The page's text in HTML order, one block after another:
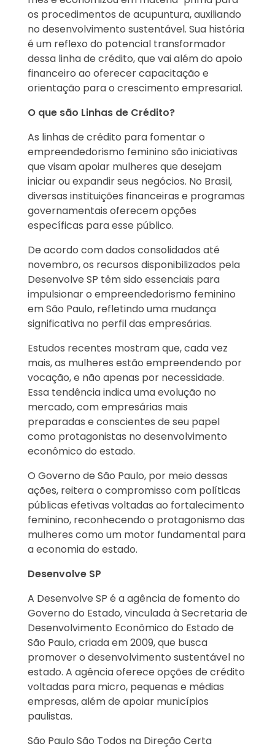
os procedimentos de acupuntura, auxiliando
no desenvolvimento sustentável. Sua história
é um reflexo do potencial transformador
dessa linha de crédito, que vai além do apoio
financeiro ao oferecer capacitação e
orientação para o crescimento empresarial.
O que são Linhas de Crédito?
As linhas de crédito para fomentar o
empreendedorismo feminino são iniciativas
que visam apoiar mulheres que desejam
iniciar ou expandir seus negócios. No Brasil,
diversas instituições financeiras e programas
governamentais oferecem opções
específicas para esse público.
De acordo com dados consolidados até
novembro, os recursos disponibilizados pela
Desenvolve SP têm sido essenciais para
impulsionar o empreendedorismo feminino
em São Paulo, refletindo uma mudança
significativa no perfil das empresárias.
Estudos recentes mostram que, cada vez
mais, as mulheres estão empreendendo por
vocação, e não apenas por necessidade.
Essa tendência indica uma evolução no
mercado, com empresárias mais
preparadas e conscientes de seu papel
como protagonistas no desenvolvimento
econômico do estado.
O Governo de São Paulo, por meio dessas
ações, reitera o compromisso com políticas
públicas efetivas voltadas ao fortalecimento
feminino, reconhecendo o protagonismo das
mulheres como um motor fundamental para
a economia do estado.
Desenvolve SP
A Desenvolve SP é a agência de fomento do
Governo do Estado, vinculada à Secretaria de
Desenvolvimento Econômico do Estado de
São Paulo, criada em 2009, que busca
promover o desenvolvimento sustentável no
estado. A agência oferece opções de crédito
voltadas para micro, pequenas e médias
empresas, além de apoiar municípios
paulistas.
São Paulo São Todos na Direção Certa